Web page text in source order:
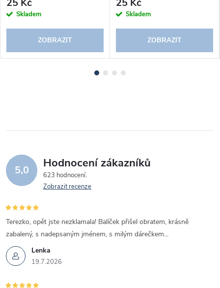
25 Kč
Skladem
ZOBRAZIT
25 Kč
Skladem
ZOBRAZIT
5,0 Hodnocení zákazníků
623 hodnocení
Zobrazit recenze
Lenka
19.7.2026
Terezko, opět jste nezklamala! Balíček přišel obratem, krásně
zabalený, s nadepsaným jménem, s milým dárečkem...